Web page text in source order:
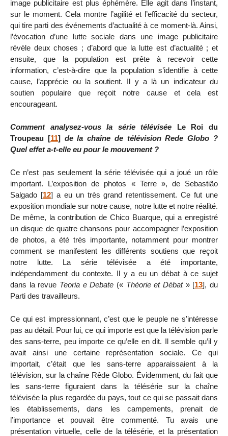
image publicitaire est plus éphémère. Elle agit dans l’instant,
sur le moment. Cela montre l’agilité et l’efficacité du secteur,
qui tire parti des événements d’actualité à ce moment-là. Ainsi,
l’évocation d’une lutte sociale dans une image publicitaire
révèle deux choses ; d’abord que la lutte est d’actualité ; et
ensuite, que la population est prête à recevoir cette
information, c’est-à-dire que la population s’identifie à cette
cause, l’apprécie ou la soutient. Il y a là un indicateur du
soutien populaire que reçoit notre cause et cela est
encourageant.
Comment analysez-vous la série télévisée Le Roi du
Troupeau [11] de la chaîne de télévision Rede Globo ?
Quel effet a-t-elle eu pour le mouvement ?
Ce n’est pas seulement la série télévisée qui a joué un rôle
important. L’exposition de photos « Terre », de Sebastião
Salgado [12] a eu un très grand retentissement. Ce fut une
exposition mondiale sur notre cause, notre lutte et notre réalité.
De même, la contribution de Chico Buarque, qui a enregistré
un disque de quatre chansons pour accompagner l’exposition
de photos, a été très importante, notamment pour montrer
comment se manifestent les différents soutiens que reçoit
notre lutte. La série télévisée a été importante,
indépendamment du contexte. Il y a eu un débat à ce sujet
dans la revue Teoria e Debate (« Théorie et Débat»[13], du
Parti des travailleurs.
Ce qui est impressionnant, c’est que le peuple ne s’intéresse
pas au détail. Pour lui, ce qui importe est que la télévision parle
des sans-terre, peu importe ce qu’elle en dit. Il semble qu’il y
avait ainsi une certaine représentation sociale. Ce qui
importait, c’était que les sans-terre apparaissaient à la
télévision, sur la chaîne Rêde Globo. Évidemment, du fait que
les sans-terre figuraient dans la télésérie sur la chaîne
télévisée la plus regardée du pays, tout ce qui se passait dans
les établissements, dans les campements, prenait de
l’importance et pouvait être commenté. Tu avais une
présentation virtuelle, celle de la télésérie, et la présentation